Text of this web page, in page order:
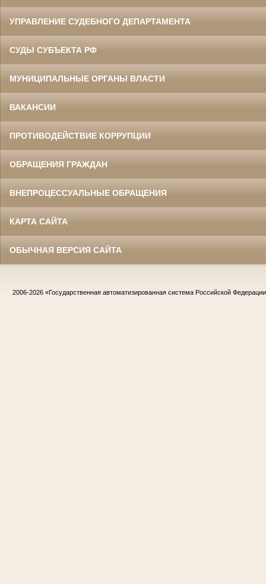
УПРАВЛЕНИЕ СУДЕБНОГО ДЕПАРТАМЕНТА
СУДЫ СУБЪЕКТА РФ
МУНИЦИПАЛЬНЫЕ ОРГАНЫ ВЛАСТИ
ВАКАНСИИ
ПРОТИВОДЕЙСТВИЕ КОРРУПЦИИ
ОБРАЩЕНИЯ ГРАЖДАН
ВНЕПРОЦЕССУАЛЬНЫЕ ОБРАЩЕНИЯ
КАРТА САЙТА
ОБЫЧНАЯ ВЕРСИЯ САЙТА
2006-2026 «Государственная автоматизированная система Российской